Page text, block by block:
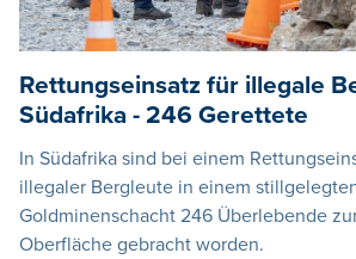
Rettungseinsatz für illegale
Südafrika - 246 Gerettete
In Südafrika sind bei einem
illegaler Bergleute in einem
Goldminenschacht 246 Überlebende
Oberfläche gebracht worden.